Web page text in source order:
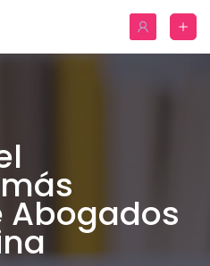
Abogados